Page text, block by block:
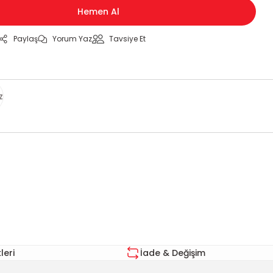
Hemen Al
Paylaş Yorum Yaz Tavsiye Et
İade & Değişim